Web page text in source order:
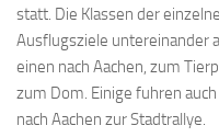
statt. Die Klassen der
Ausflugsziele untereinander
einen nach Aachen, zum
zum Dom. Einige fuhren
nach Aachen zur Stadtrallye.